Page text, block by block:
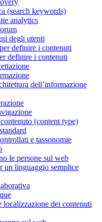
(search keywords)
analytics
degli utenti
definire i contenuti
definire i contenuti
dell’informazione
(content type)
e tassonomie
le persone sul web
un linguaggio semplice
localizzazione dei contenuti